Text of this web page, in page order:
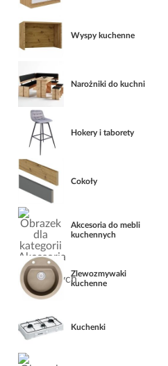
Wyspy kuchenne
Narożniki do kuchni
Hokery i taborety
Cokoły
Akcesoria do mebli
kuchennych
Zlewozmywaki
kuchenne
Kuchenki